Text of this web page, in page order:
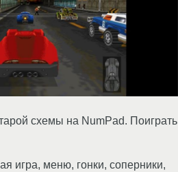
схемы на NumPad. Поиграть
игра, меню, гонки, соперники,